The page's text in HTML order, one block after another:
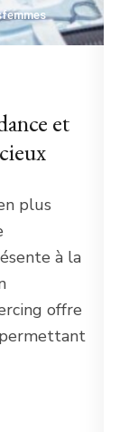
et
plus
à la
offre